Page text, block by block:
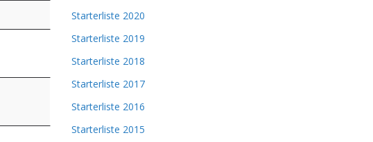
Starterliste 2020
Starterliste 2019
Starterliste 2018
Starterliste 2017
Starterliste 2016
Starterliste 2015